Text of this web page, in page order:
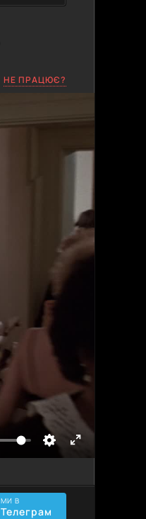
НЕ ПРАЦЮЄ?
МИ В
Телеграм